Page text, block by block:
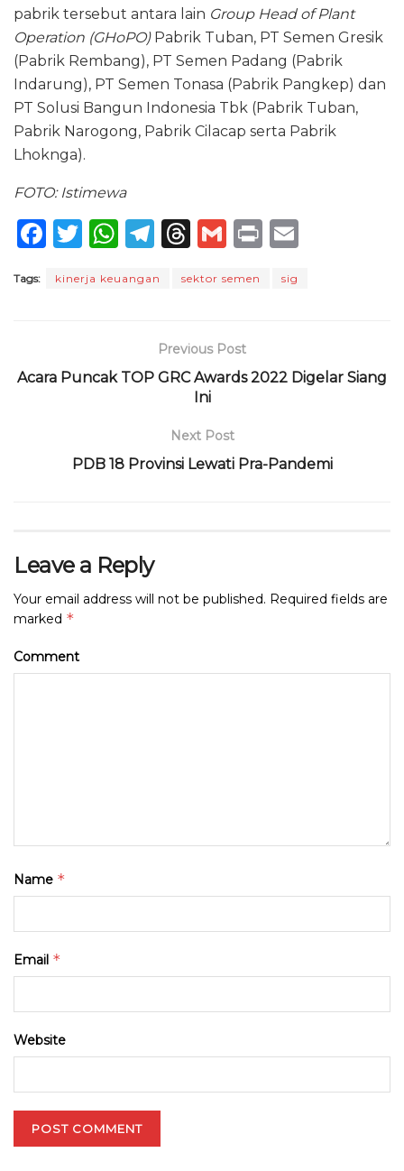
pabrik tersebut antara lain Group Head of Plant
Operation (GHoPO)Pabrik Tuban, PT Semen Gresik
(Pabrik Rembang), PT Semen Padang (Pabrik
Indarung), PT Semen Tonasa (Pabrik Pangkep) dan
PT Solusi Bangun Indonesia Tbk (Pabrik Tuban,
Pabrik Narogong, Pabrik Cilacap serta Pabrik
Lhoknga).
FOTO: Istimewa
F
c
o
T
it
W
a
p
T
e
ra
m
T
re
d
s
G
ai
P
Tags: kinerja keuangan sektor semen sig
Previous Post
Acara Puncak TOP GRC Awards 2022 Digelar Siang
Ini
Next Post
PDB 18 Provinsi Lewati Pra-Pandemi
Leave a Reply
Your email address will not be published. Required fields are
marked *
Comment
Name *
Email *
Website